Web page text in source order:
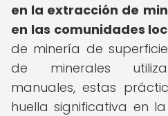
en la extracción de
en las comunidades
de minería de
de minerales
manuales, estas
huella significativa en